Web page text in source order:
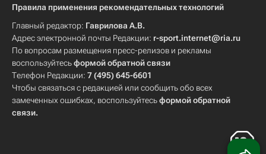
Правила применения рекомендательных технологий
Главный редактор: Гаврилова А.В.
Адрес электронной почты Редакции: r-sport.internet@ria.ru
По вопросам размещения пресс-релизов и рекламы
воспользуйтесьформой обратной связи
Телефон Редакции: 7 (495) 645-6601
Чтобы связаться с редакцией или сообщить обо всех
замеченных ошибках, воспользуйтесьформой обратной
связи.